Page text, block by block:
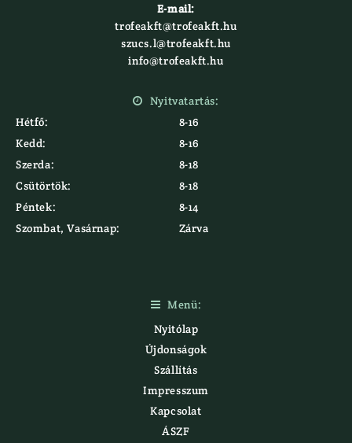
E-mail:
trofeakft@trofeakft.hu
szucs.l@trofeakft.hu
info@trofeakft.hu

Nyitvatartás:
Hétfő:
8-16
Kedd:
8-16
Szerda:
8-18
Csütörtök:
8-18
Péntek:
8-14
Szombat, Vasárnap:
Zárva

Menü:
Nyitólap
Újdonságok
Szállítás
Impresszum
Kapcsolat
ÁSZF